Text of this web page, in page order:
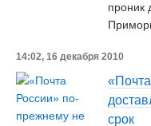
проник
14:02, 16 декабря 2010
срок